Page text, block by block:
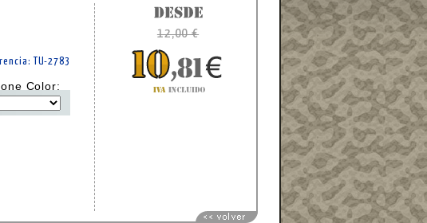
12,00 €
TU-2783
Color: